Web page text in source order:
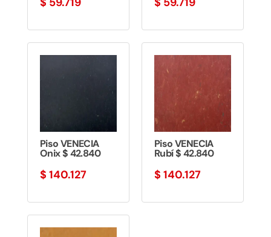
Piso VENECIA
Onix $ 42.840
$ 140.127
Piso VENECIA
Rubí $ 42.840
$ 140.127